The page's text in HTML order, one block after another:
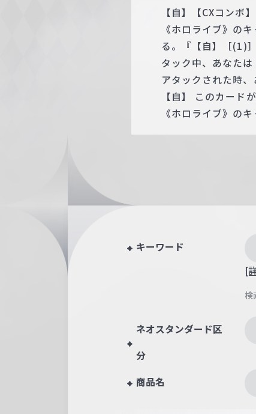
【自】【CXコンボ
《ホロライブ》の
る。『【自】［(1)
タック中、あなた
アタックされた時
【自】 このカード
《ホロライブ》の
キーワード
[
検
ネオスタンダード区
分
商品名